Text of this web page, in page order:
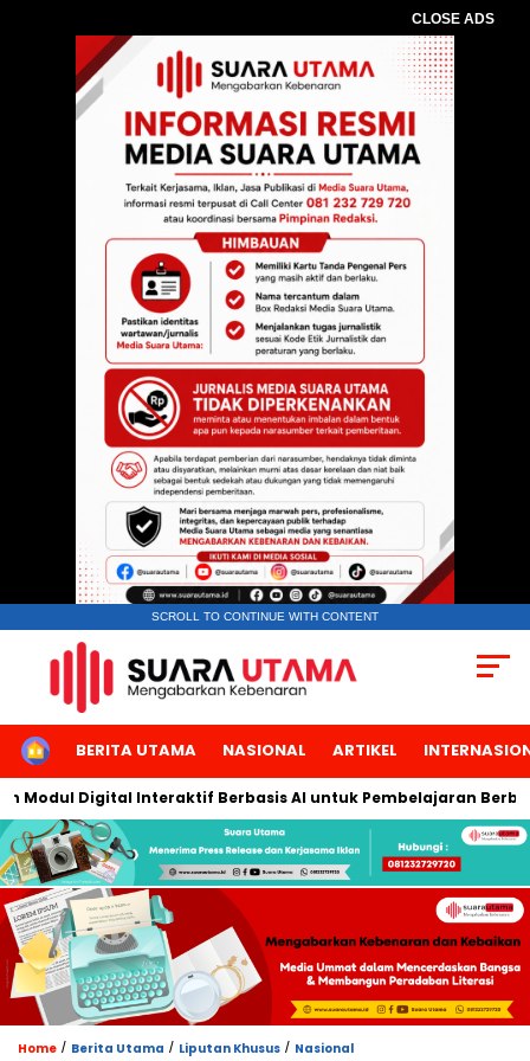
CLOSE ADS
SCROLL TO CONTINUE WITH CONTENT
HOMEBERITA UTAMA NASIONAL ARTIKEL
Digital Interaktif Berbasis AI untuk Pembelajaran Berbicara
Home / Berita Utama / Liputan Khusus / Nasional